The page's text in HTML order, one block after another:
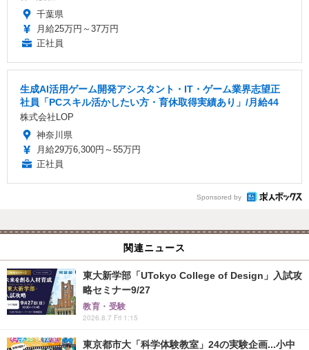
千葉県
月給25万円～37万円
正社員
生成AI活用ゲーム開発アシスタント・IT・ゲーム業界志望正
社員「PCスキル活かしたい方・育休取得実績あり」/月給44
株式会社LOP
神奈川県
月給29万6,300円～55万円
正社員
Sponsored by
関連ニュース
東大新学部「UTokyo College of Design」入試攻
略セミナー9/27
教育・受験
2026.8.7 Fri 1:15
東京都市大「科学体験教室」24の実験企画...小中